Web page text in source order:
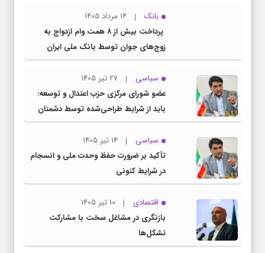
بانک
14 مرداد 1405
پرداخت بیش از ۸ همت وام ازدواج به
زوج‌های جوان توسط بانک ملی ایران
سیاسی
27 تیر 1405
عضو شورای مرکزی حزب اعتدال و توسعه:
باید از شرایط طراحی‌شده توسط دشمنان
عبور کنیم
سیاسی
14 تیر 1405
تأکید بر ضرورت حفظ وحدت ملی و انسجام
در شرایط کنونی
اقتصادی
10 تیر 1405
بازنگری در مشاغل سخت با مشارکت
تشکل‌ها